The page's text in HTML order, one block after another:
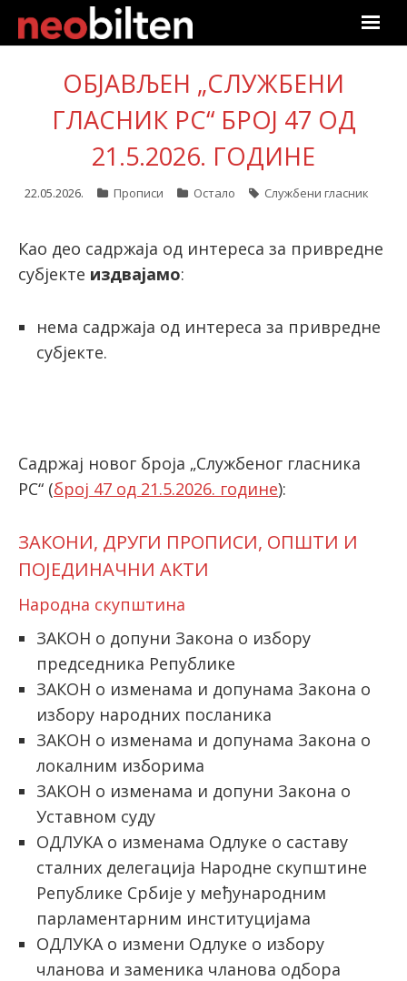
Почетна
Претрага
Актуелно
Подаци
Линкови
Претплата
latinica
ОБЈАВЉЕН „СЛУЖБЕНИ
ГЛАСНИК РС“ БРОЈ 47 ОД
21.5.2026. ГОДИНЕ
22.05.2026. Прописи Остало Службени гласник
Као део садржаја од интереса за привредне
субјекте издвајамо:
нема садржаја од интереса за привредне
субјекте.
Садржај новог броја „Службеног гласника
РС“ (број 47 од 21.5.2026. године):
ЗАКОНИ, ДРУГИ ПРОПИСИ, ОПШТИ И
ПОЈЕДИНАЧНИ АКТИ
Народна скупштина
ЗАКОН о допуни Закона о избору
председника Републике
ЗАКОН о изменама и допунама Закона о
избору народних посланика
ЗАКОН о изменама и допунама Закона о
локалним изборима
ЗАКОН о изменама и допуни Закона о
Уставном суду
ОДЛУКА о изменама Одлуке о саставу
сталних делегација Народне скупштине
Републике Србије у међународним
парламентарним институцијама
ОДЛУКА о измени Одлуке о избору
чланова и заменика чланова одбора